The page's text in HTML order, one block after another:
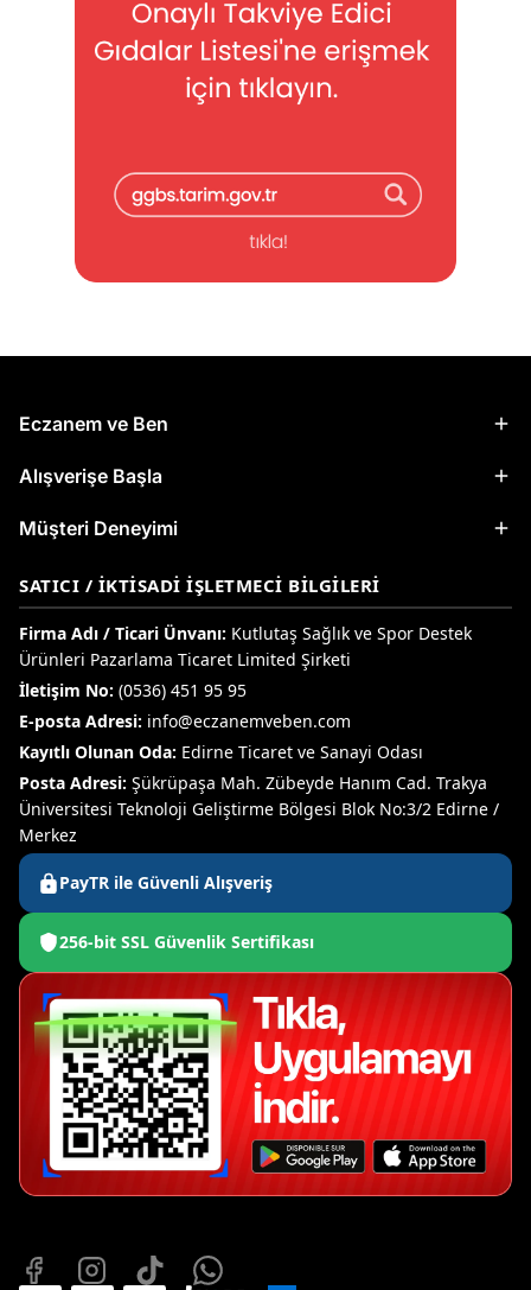
Eczanem ve Ben
Alışverişe Başla
Müşteri Deneyimi
SATICI / İKTISADI İŞLETMECI BILGILERI
Firma Adı / Ticari Ünvanı: Kutlutaş Sağlık ve Spor Destek
Ürünleri Pazarlama Ticaret Limited Şirketi
İletişim No: (0536) 451 95 95
E-posta Adresi: info@eczanemveben.com
Kayıtlı Olunan Oda: Edirne Ticaret ve Sanayi Odası
Posta Adresi: Şükrüpaşa Mah. Zübeyde Hanım Cad. Trakya
Üniversitesi Teknoloji Geliştirme Bölgesi Blok No:3/2 Edirne /
Merkez
PayTR ile Güvenli Alışveriş
256-bit SSL Güvenlik Sertifikası